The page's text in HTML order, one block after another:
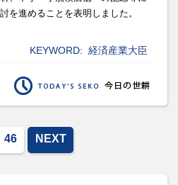
を進めること を表明しました。
KEYWORD: 経済産業大臣
46 NEXT